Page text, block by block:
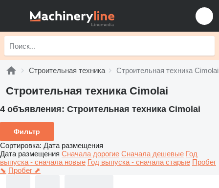
Строительная техника Строительная техника Cimolai
Строительная техника Cimolai
4 объявления: Строительная техника Cimolai
Фильтр
Сортировка: Дата размещения
Дата размещения Сначала дорогие Сначала дешевые Год
выпуска - сначала новые Год выпуска - сначала старые Пробег
⬊ Пробег ⬈